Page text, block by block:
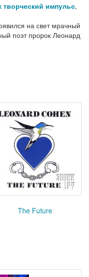
творческий импульс,
на свет мрачный
поэт пророк Леонард
The Future